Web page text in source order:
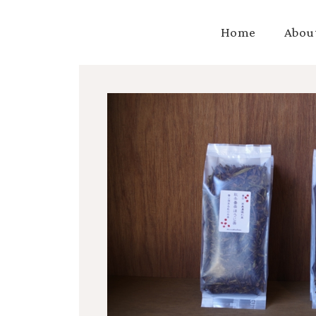
Home